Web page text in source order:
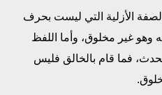
الأزلية التي ليست بحرف
وهو غير مخلوق، وأما اللفظ
فما قام بالخالق فليس